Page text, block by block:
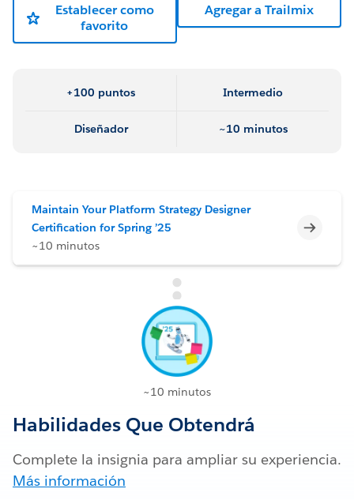
Establecer como
favorito
Agregar a Trailmix
+100 puntos Intermedio
Diseñador ~10 minutos
Maintain Your Platform Strategy Designer
Certification for Spring ’25
~10 minutos
~10 minutos
Habilidades Que Obtendrá
Complete la insignia para ampliar su experiencia.
Más información